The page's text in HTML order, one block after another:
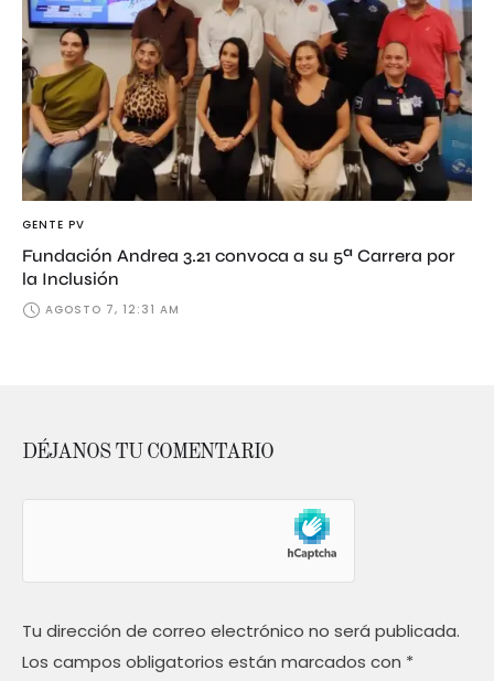
GENTE PV
Fundación Andrea 3.21 convoca a su 5ª Carrera por
la Inclusión
AGOSTO 7, 12:31 AM
DÉJANOS TU COMENTARIO
Tu dirección de correo electrónico no será publicada.
Los campos obligatorios están marcados con *